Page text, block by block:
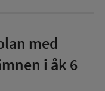
med
i åk 6